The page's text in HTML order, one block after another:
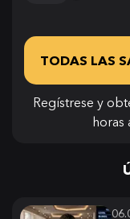
TODAS LAS
Regístrese y
horas